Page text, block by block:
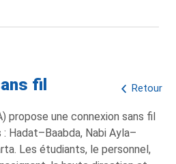
Retour
fil
propose une connexion sans fil
Hadat–Baabda, Nabi Ayla–
Les étudiants, le personnel,